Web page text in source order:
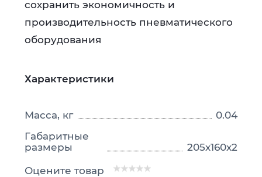
сохранить экономичность и
производительность пневматического
оборудования
Характеристики
Масса, кг
0.04
Габаритные
размеры
205х160х2
Оцените товар